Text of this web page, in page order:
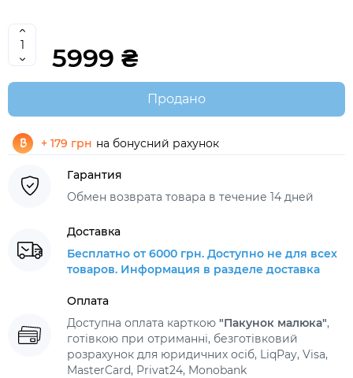
5999 ₴
Продано
+ 179 грн на бонусний рахунок
Гарантия
Обмен возврата товара в течение 14 дней
Доставка
Бесплатно от 6000 грн. Доступно не для всех
товаров. Информация в разделе доставка
Оплата
Доступна оплата карткою "Пакунок малюка",
готівкою при отриманні, безготівковий
розрахунок для юридичних осіб, LiqPay, Visa,
MasterCard, Privat24, Monobank